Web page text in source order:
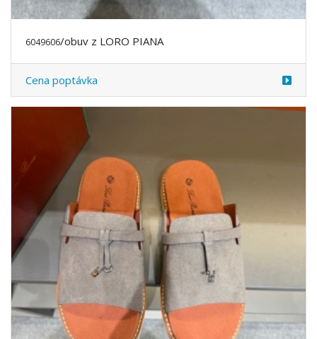
6049606/obuv z LORO PIANA
Cena poptávka